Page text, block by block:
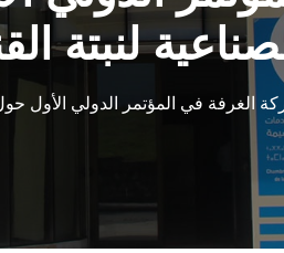
لنبتة
الغرفة في المؤتمر الدولي الأول